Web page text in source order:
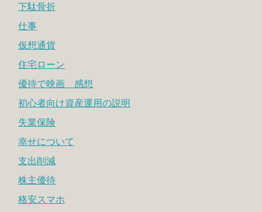
下駄骨折
仕事
仮想通貨
住宅ローン
優待で映画 感想
初心者向け資産運用の説明
失業保険
幸せについて
支出削減
株主優待
格安スマホ